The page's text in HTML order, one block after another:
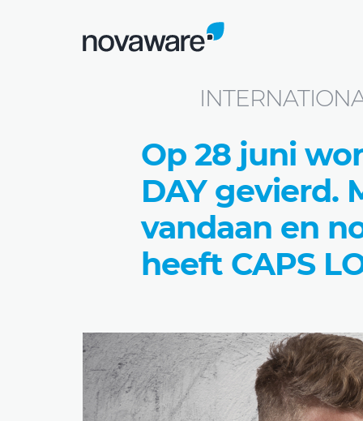
Blog INTERNATIONAL CAPS LOCK DAY
Op 28 juni
DAY gevierd.
vandaan en
heeft CAPS